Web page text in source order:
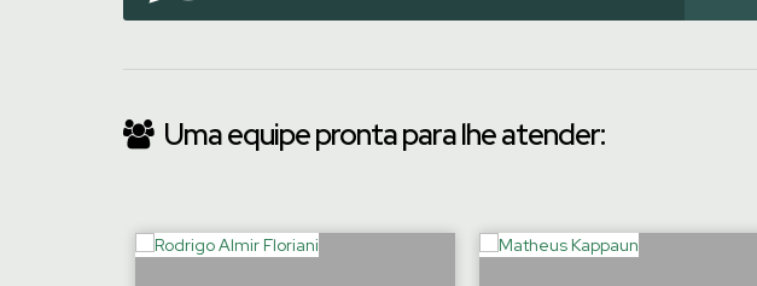
Uma equipe pronta para lhe atender: